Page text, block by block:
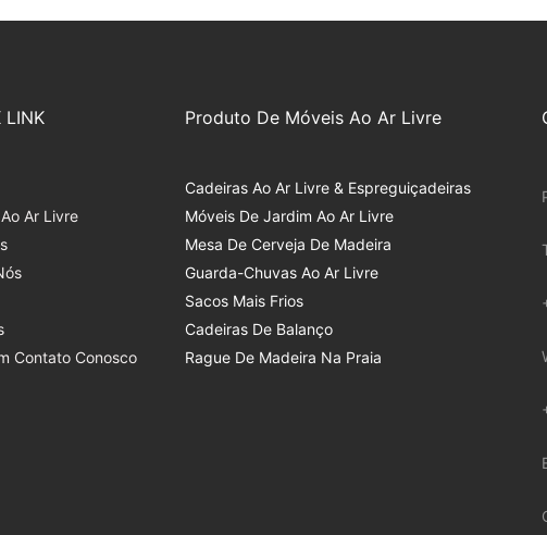
LINK
Ar Livre
Contato Conosco
Produto De Móveis Ao Ar Livre
Cadeiras Ao Ar Livre & Espreguiçadeiras
Móveis De Jardim Ao Ar Livre
Mesa De Cerveja De Madeira
Guarda-Chuvas Ao Ar Livre
Sacos Mais Frios
Cadeiras De Balanço
Rague De Madeira Na Praia